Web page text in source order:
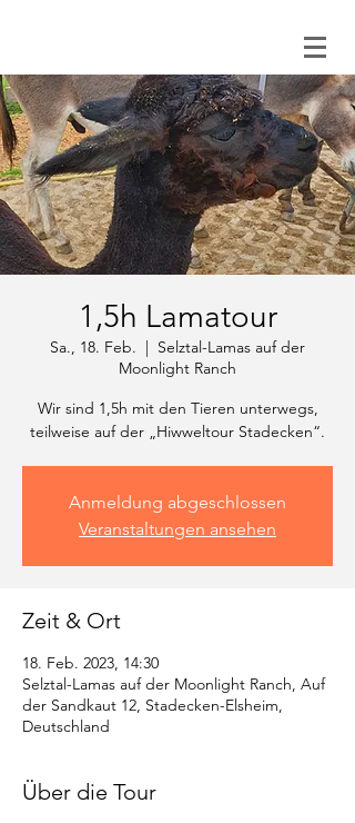
1,5h Lamatour
Sa., 18. Feb.
  |
Selztal-Lamas auf der
Moonlight Ranch
Wir sind 1,5h mit den Tieren unterwegs,
Anmeldung abgeschlossen
Veranstaltungen ansehen
Zeit & Ort
18. Feb. 2023, 14:30
Selztal-Lamas auf der Moonlight Ranch, Auf
der Sandkaut 12, Stadecken-Elsheim,
Deutschland
Über die Tour